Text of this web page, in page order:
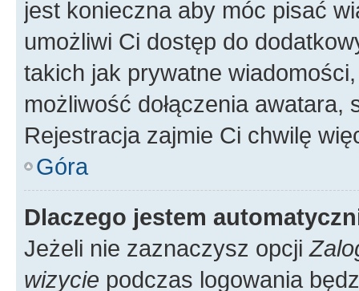
jest konieczna aby móc pisać
umożliwi Ci dostęp do
takich jak prywatne
możliwość dołączenia
Rejestracja zajmie Ci chwilę
Góra
Dlaczego jestem
Jeżeli nie zaznaczysz opcji
wizycie podczas logowania